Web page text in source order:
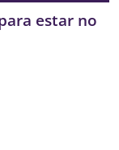
estar no